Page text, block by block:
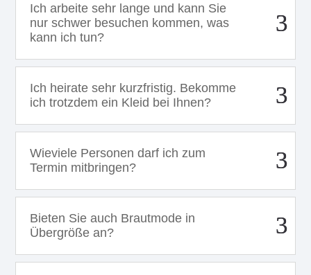
Ich arbeite sehr lange und kann Sie
nur schwer besuchen kommen, was
kann ich tun?
Ich heirate sehr kurzfristig. Bekomme
ich trotzdem ein Kleid bei Ihnen?
Wieviele Personen darf ich zum
Termin mitbringen?
Bieten Sie auch Brautmode in
Übergröße an?